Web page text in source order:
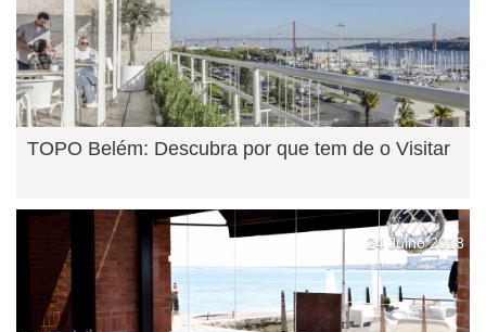
TOPO Belém: Descubra por que tem de o Visitar
24 Julho 2018